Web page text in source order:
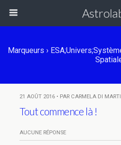
Marqueurs ›
21 AOÛT 2016 • PAR CARMELA DI
Tout commence là !
AUCUNE RÉPONSE